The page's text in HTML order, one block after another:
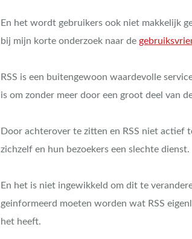
En het wordt gebruikers ook niet makkelijk
bij mijn korte onderzoek naar de
RSS is een buitengewoon waardevolle
is om zonder meer door een groot deel van
Door achterover te zitten en RSS niet
zichzelf en hun bezoekers een slechte dienst.
En het is niet ingewikkeld om dit te
geinformeerd moeten worden wat RSS
het heeft.